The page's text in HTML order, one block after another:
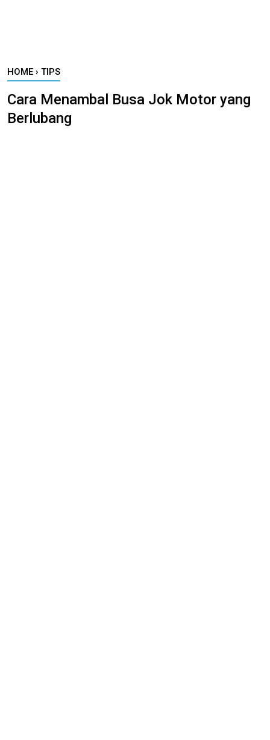
HOME › TIPS
Cara Menambal Busa Jok Motor yang
Berlubang